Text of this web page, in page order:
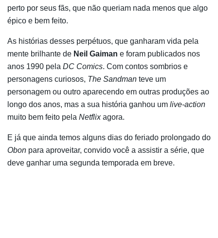
perto por seus fãs, que não queriam nada menos que algo
épico e bem feito.
As histórias desses perpétuos, que ganharam vida pela
mente brilhante de Neil Gaiman e foram publicados nos
anos 1990 pela DC Comics. Com contos sombrios e
personagens curiosos, The Sandman teve um
personagem ou outro aparecendo em outras produções ao
longo dos anos, mas a sua história ganhou um live-action
muito bem feito pela Netflixagora.
E já que ainda temos alguns dias do feriado prolongado do
Obon para aproveitar, convido você a assistir a série, que
deve ganhar uma segunda temporada em breve.